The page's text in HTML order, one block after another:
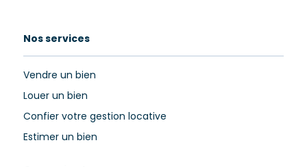
Nos services
Vendre un bien
Louer un bien
Confier votre gestion locative
Estimer un bien